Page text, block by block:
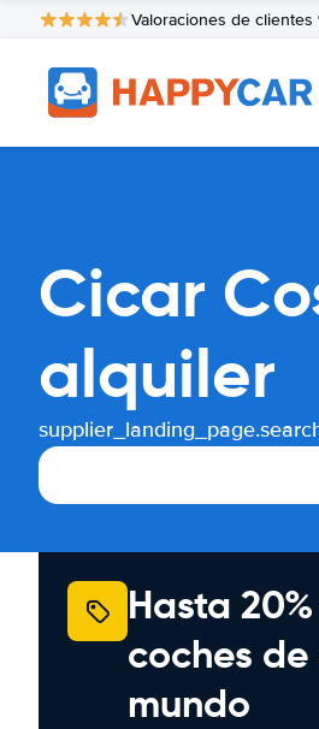
Valoraciones de clientes
Cicar
alquiler
Hasta
coches
mundo